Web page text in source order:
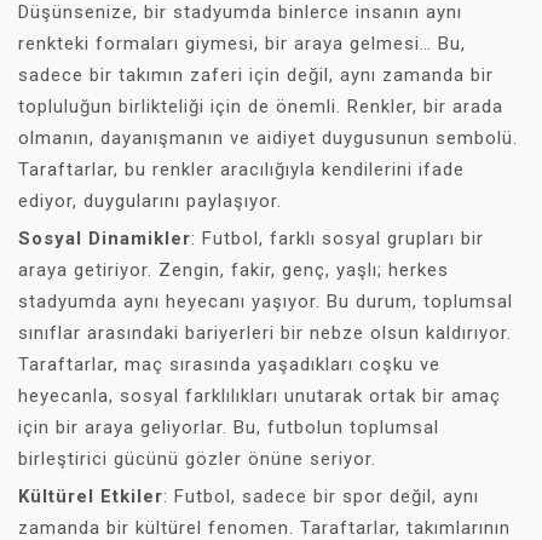
Düşünsenize, bir stadyumda binlerce insanın aynı
renkteki formaları giymesi, bir araya gelmesi… Bu,
sadece bir takımın zaferi için değil, aynı zamanda bir
topluluğun birlikteliği için de önemli. Renkler, bir arada
olmanın, dayanışmanın ve aidiyet duygusunun sembolü.
Taraftarlar, bu renkler aracılığıyla kendilerini ifade
ediyor, duygularını paylaşıyor.
Sosyal Dinamikler: Futbol, farklı sosyal grupları bir
araya getiriyor. Zengin, fakir, genç, yaşlı; herkes
stadyumda aynı heyecanı yaşıyor. Bu durum, toplumsal
sınıflar arasındaki bariyerleri bir nebze olsun kaldırıyor.
Taraftarlar, maç sırasında yaşadıkları coşku ve
heyecanla, sosyal farklılıkları unutarak ortak bir amaç
için bir araya geliyorlar. Bu, futbolun toplumsal
birleştirici gücünü gözler önüne seriyor.
Kültürel Etkiler: Futbol, sadece bir spor değil, aynı
zamanda bir kültürel fenomen. Taraftarlar, takımlarının